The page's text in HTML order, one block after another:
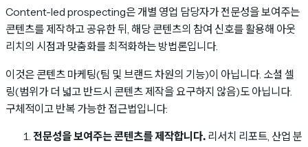
Content-led prospecting은 개별 영업 담당자가 전문성을 보여주는
콘텐츠를 제작하고 공유한 뒤, 해당 콘텐츠의 참여 신호를 활용해 아웃
리치의 시점과 맞춤화를 최적화하는 방법론입니다.
이것은 콘텐츠 마케팅(팀 및 브랜드 차원의 기능)이 아닙니다. 소셜 셀
링(범위가 더 넓고 반드시 콘텐츠 제작을 요구하지 않음)도 아닙니다.
구체적이고 반복 가능한 접근법입니다:
전문성을 보여주는 콘텐츠를 제작합니다. 리서치 리포트, 산업 분